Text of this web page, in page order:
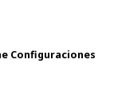
Configuraciones